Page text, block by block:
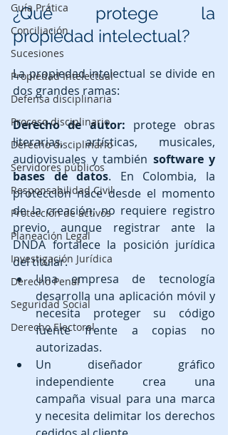
Guía Prática
Conciliación
Sucesiones
Propiedad Intelectual
Defensa disciplinaria
Proceso disciplinario
Derecho disciplinario
Servidores públicos
Responsabilidad Civil
Protección de activos
Planeación Legal
Investigación Jurídica
Derecho Penal
Seguridad Social
Derecho Electoral
¿Qué protege la
propiedad intelectual?
La propiedad intelectual se divide en
dos grandes ramas:
Derecho de autor: protege obras
literarias, artísticas, musicales,
audiovisuales y también software y
bases de datos. En Colombia, la
protección nace desde el momento
de la creación; no requiere registro
previo, aunque registrar ante la
DNDA fortalece la posición jurídica
del titular.
Una empresa de tecnología
desarrolla una aplicación móvil y
necesita proteger su código
fuente frente a copias no
autorizadas.
Un diseñador gráfico
independiente crea una
campaña visual para una marca
y necesita delimitar los derechos